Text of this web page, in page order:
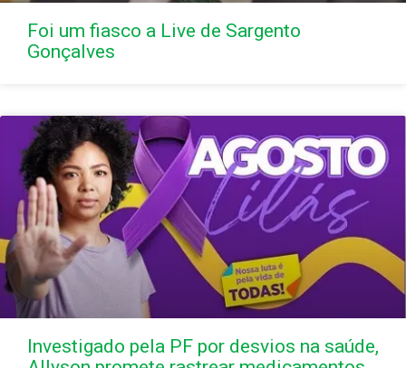
Foi um fiasco a Live de Sargento
Gonçalves
Investigado pela PF por desvios na saúde,